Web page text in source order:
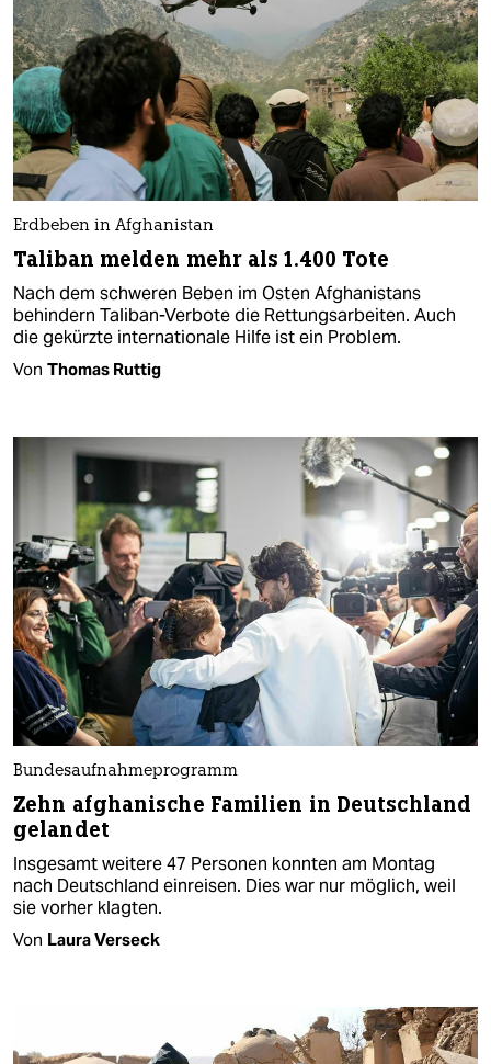
Erdbeben in Afghanistan
Taliban melden mehr als 1.400 Tote
Nach dem schweren Beben im Osten Afghanistans
behindern Taliban-Verbote die Rettungsarbeiten. Auch
die gekürzte internationale Hilfe ist ein Problem.
Von Thomas Ruttig
Bundesaufnahmeprogramm
Zehn afghanische Familien in Deutschland
gelandet
Insgesamt weitere 47 Personen konnten am Montag
nach Deutschland einreisen. Dies war nur möglich, weil
sie vorher klagten.
Von Laura Verseck